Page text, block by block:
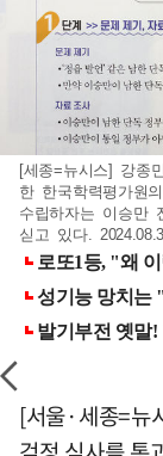
[세종=뉴시스] 강종
한 한국학력평가원
수립하자는 이승만
싣고 있다.
[서울·세종=뉴